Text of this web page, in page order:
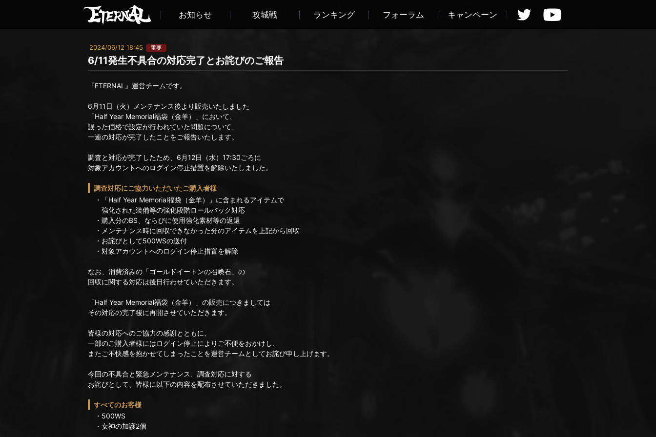
お知らせ 攻城戦 ランキング フォーラム キャンペーン
2024/06/12 18:45 重要
6/11発生不具合の対応完了とお詫びのご報告
『ETERNAL』運営チームです。
6月11日（火）メンテナンス後より販売いたしました
「Half Year Memorial福袋（金羊）」において、
誤った価格で設定が行われていた問題について、
一連の対応が完了したことをご報告いたします。
調査と対応が完了したため、6月12日（水）17:30ごろに
対象アカウントへのログイン停止措置を解除いたしました。
調査対応にご協力いただいたご購入者様
・「Half Year Memorial福袋（金羊）」に含まれるアイテムで
強化された装備等の強化段階ロールバック対応
・購入分のBS、ならびに使用強化素材等の返還
・メンテナンス時に回収できなかった分のアイテムを上記から回収
・お詫びとして500WSの送付
・対象アカウントへのログイン停止措置を解除
なお、消費済みの「ゴールドイートンの召喚石」の
回収に関する対応は後日行わせていただきます。
「Half Year Memorial福袋（金羊）」の販売につきましては
その対応の完了後に再開させていただきます。
皆様の対応へのご協力の感謝とともに、
一部のご購入者様にはログイン停止によりご不便をおかけし、
またご不快感を抱かせてしまったことを運営チームとしてお詫び申し上げます。
今回の不具合と緊急メンテナンス、調査対応に対する
お詫びとして、皆様に以下の内容を配布させていただきました。
すべてのお客様
・500WS
・女神の加護2個